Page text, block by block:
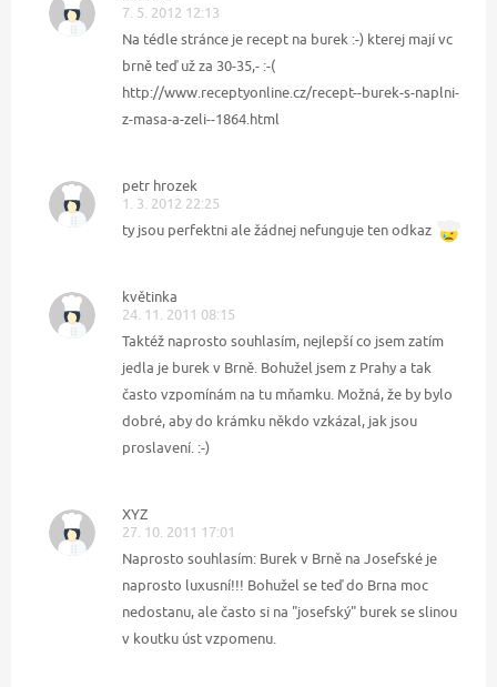
7. 5. 2012 12:13
Na tédle stránce je recept na burek :-) kterej mají vc
brně teď už za 30-35,- :-(
http://www.receptyonline.cz/recept--burek-s-naplni-
z-masa-a-zeli--1864.html
petr hrozek
1. 3. 2012 22:25
ty jsou perfektni ale žádnej nefunguje ten odkaz
květinka
24. 11. 2011 08:15
Taktéž naprosto souhlasím, nejlepší co jsem zatím
jedla je burek v Brně. Bohužel jsem z Prahy a tak
často vzpomínám na tu mňamku. Možná, že by bylo
dobré, aby do krámku někdo vzkázal, jak jsou
proslavení. :-)
XYZ
27. 10. 2011 17:01
Naprosto souhlasím: Burek v Brně na Josefské je
naprosto luxusní!!! Bohužel se teď do Brna moc
nedostanu, ale často si na "josefský" burek se slinou
v koutku úst vzpomenu.